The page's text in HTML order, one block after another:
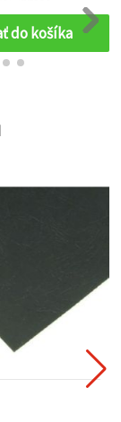
a háčkovanie
do košíka